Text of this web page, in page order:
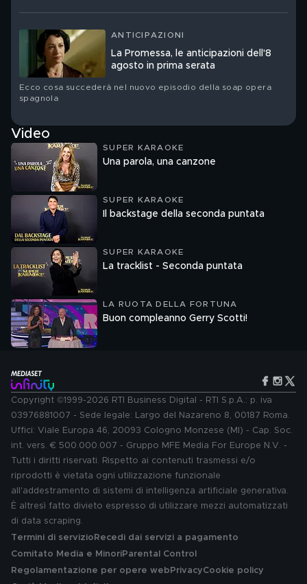
ANTICIPAZIONI
La Promessa, le anticipazioni dell'8
agosto in prima serata
Ecco cosa succederà nel nuovo episodio della soap opera
spagnola
Video
SUPER KARAOKE
Una parola, una canzone
SUPER KARAOKE
Il backstage della seconda puntata
SUPER KARAOKE
La tracklist - Seconda puntata
LA RUOTA DELLA FORTUNA
Buon compleanno Gerry Scotti!
Copyright ©1999-2026 RTI Business Digital - RTI S.p.A.: p. iva
03976881007 - Sede legale: Largo del Nazareno 8, 00187 Roma.
Uffici: Viale Europa 46, 20093 Cologno Monzese (MI) - Cap. Soc.
int. vers. € 500.000.007 - Gruppo MFE Media For Europe N.V. -
Tutti i diritti riservati. Rispetto ai contenuti trasmessi e/o
riprodotti è vietata ogni utilizzazione funzionale
all'addestramento di sistemi di intelligenza artificiale generativa.
È altresì fatto divieto espresso di utilizzare mezzi automatizzati
di data scraping.
Termini di servizio Recedi dai servizi a pagamento
Comitato Media e MinoriParental Control
Regolamentazione per opere web PrivacyCookie policy